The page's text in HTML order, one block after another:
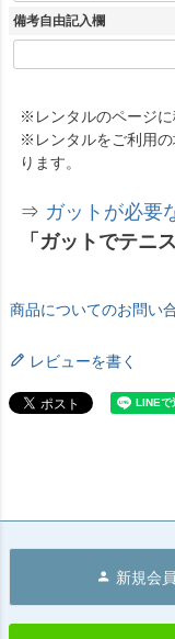
備考自由記入欄
※レンタルのページに
※レンタルをご利用
ります。
⇒ ガットが必要
「ガットでテニ
商品についてのお問い
レビューを書く
新規会